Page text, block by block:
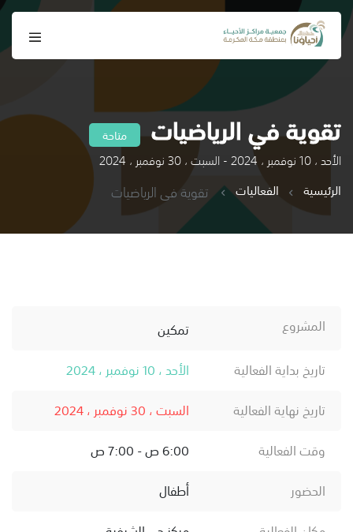
تقوية في الرياضيات متاحة
الأحد ، 10 نوفمبر ، 2024 - السبت ، 30 نوفمبر ، 2024
الرئيسية
الفعاليات تقوية في الرياضيات
المشروع
تمكين
تاريخ بداية الفعالية
الأحد ، 10 نوفمبر ، 2024
تاريخ نهاية الفعالية
السبت ، 30 نوفمبر ، 2024
وقت الفعالية
6:00 ص - 7:00 ص
الحضور
أطفال